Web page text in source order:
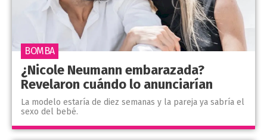
¿Nicole Neumann embarazada?
Revelaron cuándo lo anunciarían
La modelo estaría de diez semanas y la pareja ya sabría el
sexo del bebé.
BOMBA